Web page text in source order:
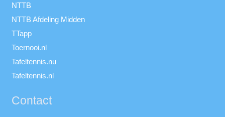
NTTB
NTTB Afdeling Midden
TTapp
Toernooi.nl
Tafeltennis.nu
Tafeltennis.nl
Contact